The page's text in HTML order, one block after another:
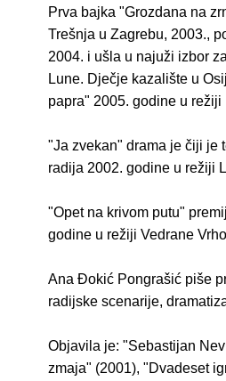
Prva bajka "Grozdana na
Trešnja u Zagrebu, 2003.,
2004. i ušla u najuži izbor
Lune. Dječje kazalište u
papra" 2005. godine u
"Ja zvekan" drama je čiji je
radija 2002. godine u režiji
"Opet na krivom putu"
godine u režiji Vedrane
Ana Ðokić Pongrašić piše
radijske scenarije,
Objavila je: "Sebastijan
zmaja" (2001), "Dvadeset